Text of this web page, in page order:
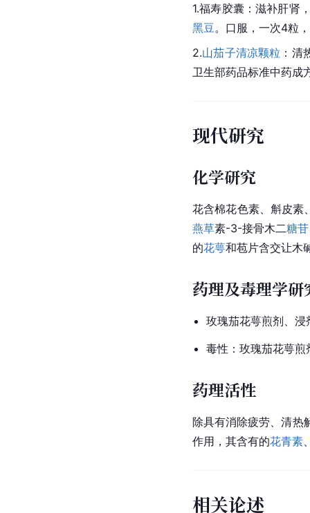
1.福寿胶囊：滋补肝肾
黑豆。口服，一次4粒
2.山茄子清凉颗粒 ：清
卫生部药品标准中药成
现代研究
化学研究
花含棉花色素、斛皮素
燕草素-3-接骨木二糖苷
的花萼和苞片含交让木
药理及毒理学研
玫瑰茄花萼煎剂、
毒性：玫瑰茄花萼煎
药理活性
除具有消除疲劳、清热
作用，其含有的花青素
相关论述